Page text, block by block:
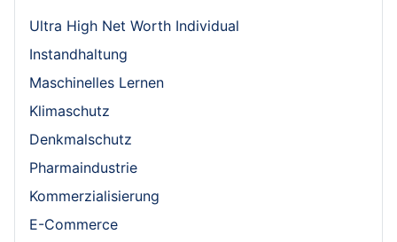
Ultra High Net Worth Individual
Instandhaltung
Maschinelles Lernen
Klimaschutz
Denkmalschutz
Pharmaindustrie
Kommerzialisierung
E-Commerce